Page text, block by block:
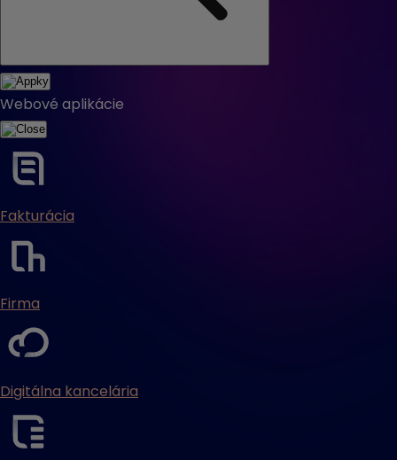
Webové aplikácie
Fakturácia
Firma
Digitálna kancelária